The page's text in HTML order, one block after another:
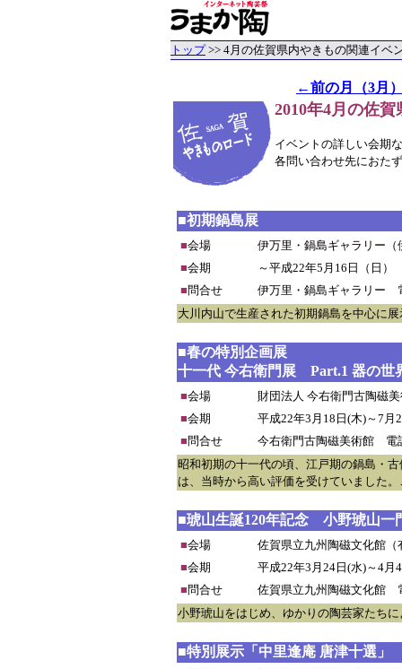
トップ>> 4月の佐賀県内やきもの関連イベ
←前の月（3月
2010年4月の佐
イベントの詳しい会期
各問い合わせ先におた
■初期鍋島展
■会場
伊万里・鍋島ギャラリー（
■会期
～平成22年5月16日（日）
■問合せ
伊万里・鍋島ギャラリー
大川内山で生産された初期鍋島を中心に展
■春の特別企画展
十一代 今右衛門展 Part.1 器の世
■会場
財団法人 今右衛門古陶磁
■会期
平成22年3月18日(木)～7月
■問合せ
今右衛門古陶磁美術館 電
昭和初期の十一代の頃、江戸期の鍋島・
は、当時から高い評価を受けていました
■琥山生誕120年記念 小野琥山一
■会場
佐賀県立九州陶磁文化館（
■会期
平成22年3月24日(水)～4月
■問合せ
佐賀県立九州陶磁文化館
小野琥山をはじめ、ゆかりの陶芸家たち
■特別展示「中里逢庵 唐津十選」